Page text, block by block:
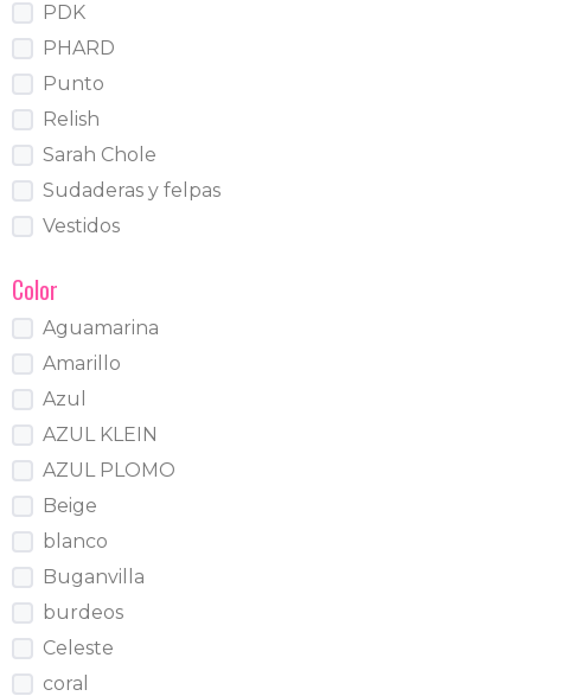
PDK
PHARD
Punto
Relish
Sarah Chole
Sudaderas y felpas
Vestidos
Color
Aguamarina
Amarillo
Azul
AZUL KLEIN
AZUL PLOMO
Beige
blanco
Buganvilla
burdeos
Celeste
coral